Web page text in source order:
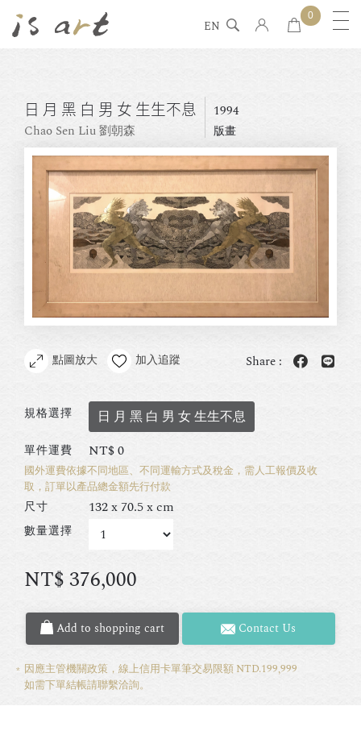
EN
0
日 月 黑 白 男 女 生生不息
Chao Sen Liu 劉朝森
1994
版畫
點圖放大 加入追蹤 Share :
規格選擇 日 月 黑 白 男 女 生生不息
單件運費 NT$0
國外運費依據不同地區、不同運輸方式及稅金，需人工報價及收
取，訂單以產品總金額先行付款
尺寸 132 x 70.5 x cm
數量選擇
NT$376,000
Add to shopping cart Contact Us
因應主管機關政策，線上信用卡單筆交易限額 NTD.199,999
如需下單結帳請聯繫洽詢。